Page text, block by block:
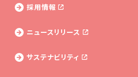
採用情報
ニュースリリース
サステナビリティ